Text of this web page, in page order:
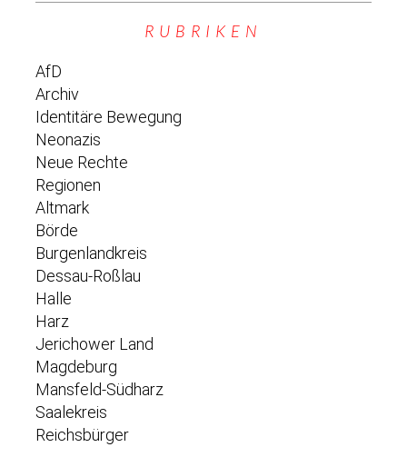
RUBRIKEN
AfD
Archiv
Identitäre Bewegung
Neonazis
Neue Rechte
Regionen
Altmark
Börde
Burgenlandkreis
Dessau-Roßlau
Halle
Harz
Jerichower Land
Magdeburg
Mansfeld-Südharz
Saalekreis
Reichsbürger